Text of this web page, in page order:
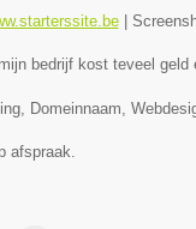
|
bedrijf kost teveel
Domeinnaam,
afspraak.